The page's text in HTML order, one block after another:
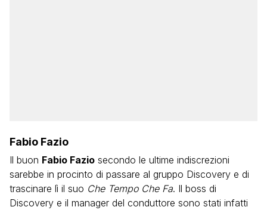
Fabio Fazio
Il buon Fabio Fazio secondo le ultime indiscrezioni
sarebbe in procinto di passare al gruppo Discovery e di
trascinare lì il suo Che Tempo Che Fa. Il boss di
Discovery e il manager del conduttore sono stati infatti